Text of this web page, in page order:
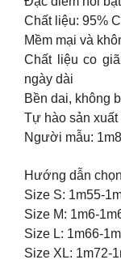
Chất liệu: 95%
Mềm mại và
Chất liệu co
ngày dài
Bền dai, không
Tự hào sản xuất
Người mẫu:
Hướng dẫn
Size S: 1m55-
Size M: 1m6-
Size L: 1m66-
Size XL: 1m72-